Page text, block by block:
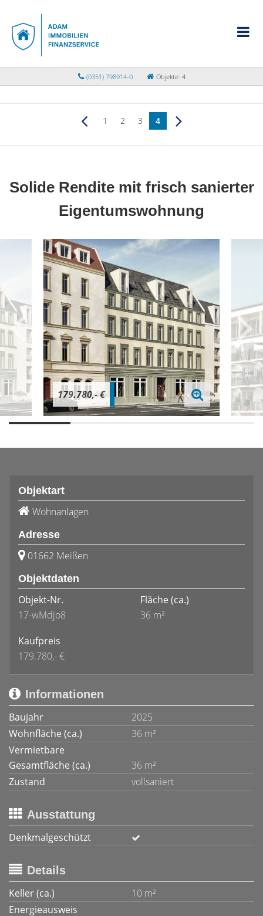
(0351) 798914-0 Objekte: 4
1 2 3 4
Solide Rendite mit frisch sanierter
Eigentumswohnung
179.780,- €
Objektart
Wohnanlagen
Adresse
01662 Meißen
Objektdaten
Objekt-Nr.
17-wMdjo8
Fläche (ca.)
36 m²
Kaufpreis
179.780,- €
Informationen
Baujahr
2025
Wohnfläche (ca.)
36 m²
Vermietbare
Gesamtfläche (ca.)
36 m²
Zustand
vollsaniert
Ausstattung
Denkmalgeschützt
Details
Keller (ca.)
10 m²
Energieausweis